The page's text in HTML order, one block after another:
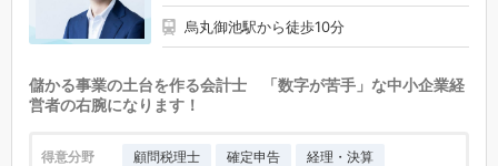
烏丸御池駅から徒歩10分
儲かる事業の土台を作る会計士 「数字が苦手」な中小企業経
営者の右腕になります！
得意分野 顧問税理士 確定申告 経理・決算